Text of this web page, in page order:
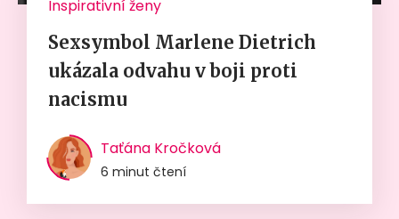
Inspirativní ženy
Sexsymbol Marlene Dietrich
ukázala odvahu v boji proti
nacismu
Taťána Kročková
6 minut čtení